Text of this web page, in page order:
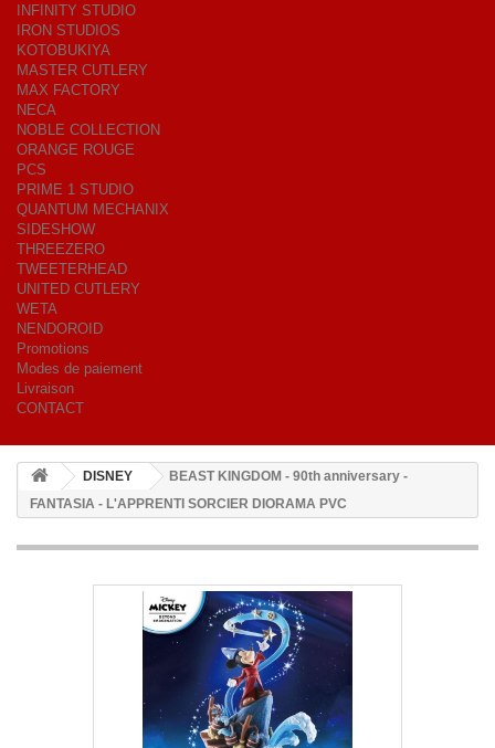
INFINITY STUDIO
IRON STUDIOS
KOTOBUKIYA
MASTER CUTLERY
MAX FACTORY
NECA
NOBLE COLLECTION
ORANGE ROUGE
PCS
PRIME 1 STUDIO
QUANTUM MECHANIX
SIDESHOW
THREEZERO
TWEETERHEAD
UNITED CUTLERY
WETA
NENDOROID
Promotions
Modes de paiement
Livraison
CONTACT
DISNEY
BEAST KINGDOM - 90th anniversary -
FANTASIA - L'APPRENTI SORCIER DIORAMA PVC